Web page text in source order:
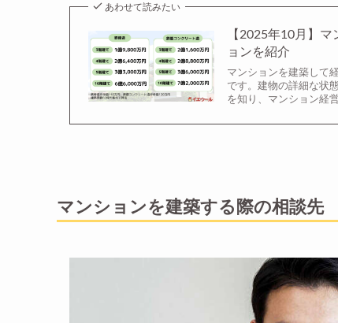
あわせて読みたい
【2025年10月】
ョンを紹介
マンションを建築して
です。建物の詳細な状
を知り、マンション経
マンションを建築する際の相談先